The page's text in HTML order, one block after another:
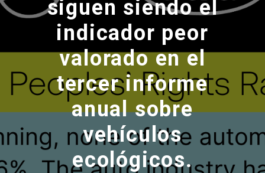
siguen siendo el
indicador peor
valorado en el
tercer informe
anual sobre
vehículos
ecológicos.